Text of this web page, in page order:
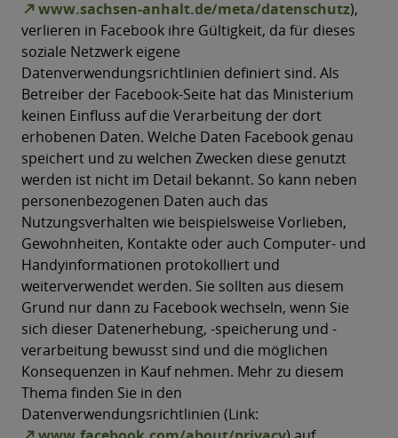
www.sachsen-anhalt.de/meta/datenschutz),
verlieren in Facebook ihre Gültigkeit, da für dieses
soziale Netzwerk eigene
Datenverwendungsrichtlinien definiert sind. Als
Betreiber der Facebook-Seite hat das Ministerium
keinen Einfluss auf die Verarbeitung der dort
erhobenen Daten. Welche Daten Facebook genau
speichert und zu welchen Zwecken diese genutzt
werden ist nicht im Detail bekannt. So kann neben
personenbezogenen Daten auch das
Nutzungsverhalten wie beispielsweise Vorlieben,
Gewohnheiten, Kontakte oder auch Computer- und
Handyinformationen protokolliert und
weiterverwendet werden. Sie sollten aus diesem
Grund nur dann zu Facebook wechseln, wenn Sie
sich dieser Datenerhebung, -speicherung und -
verarbeitung bewusst sind und die möglichen
Konsequenzen in Kauf nehmen. Mehr zu diesem
Thema finden Sie in den
Datenverwendungsrichtlinien (Link: